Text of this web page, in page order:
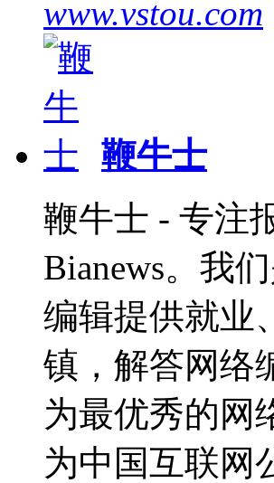
www.vstou.com
鞭牛士
鞭牛士 - 专注
Bianews。我
编辑提供就业
镇，解答网络
为最优秀的网
为中国互联网